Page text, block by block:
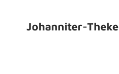
Johanniter-Theke